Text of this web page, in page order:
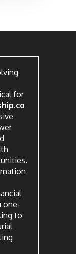
for
one-
to